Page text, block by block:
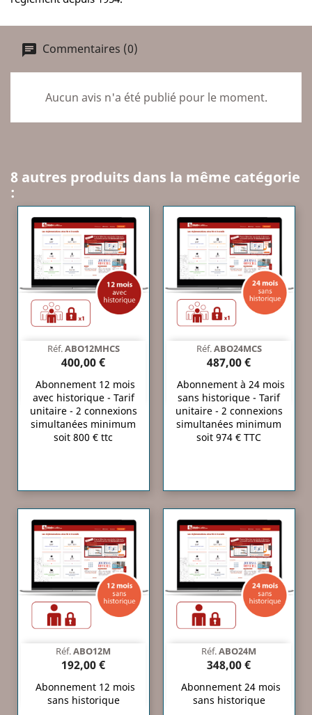
Commentaires (0)
Aucun avis n'a été publié pour le moment.
8 autres produits dans la même catégorie
:
Réf.ABO12MHCS
400,00 €
Abonnement 12 mois
avec historique - Tarif
unitaire - 2 connexions
simultanées minimum
soit 800 € ttc
Réf.ABO24MCS
487,00 €
Abonnement à 24 mois
sans historique - Tarif
unitaire - 2 connexions
simultanées minimum
soit 974 € TTC
Réf.ABO12M
192,00 €
Abonnement 12 mois
sans historique
Réf.ABO24M
348,00 €
Abonnement 24 mois
sans historique